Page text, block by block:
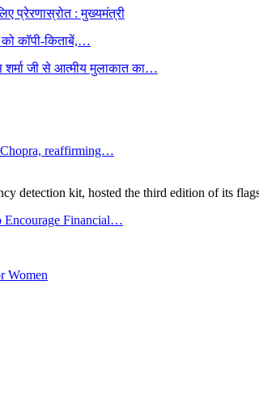
प्रेरणास्रोत : मुख्यमंत्री
को कॉपी-किताबें,…
शर्मा जी से आत्मीय मुलाकात का…
Chopra, reaffirming…
detection kit, hosted the third edition of its
Encourage Financial…
Women